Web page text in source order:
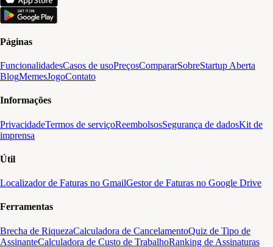
Páginas
FuncionalidadesCasos de usoPreçosCompararSobreStartup Aberta
BlogMemesJogoContato
Informações
PrivacidadeTermos de serviçoReembolsosSegurança de dadosKit de
imprensa
Útil
Localizador de Faturas no GmailGestor de Faturas no Google Drive
Ferramentas
Brecha de RiquezaCalculadora de CancelamentoQuiz de Tipo de
AssinanteCalculadora de Custo de TrabalhoRanking de Assinaturas